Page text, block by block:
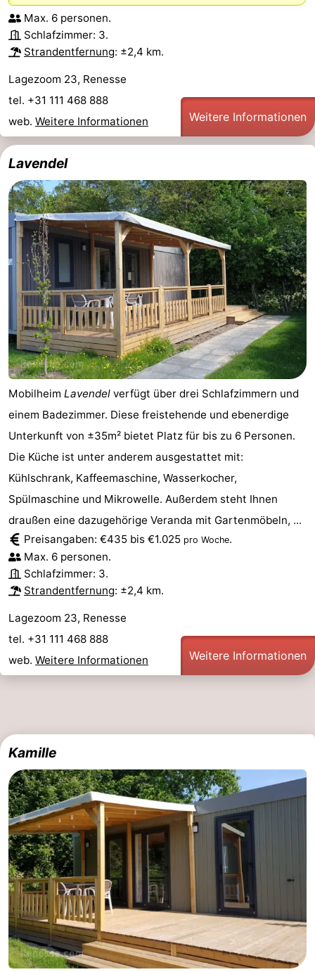
Max. 6 personen.
Schlafzimmer: 3.
Strandentfernung: ±2,4 km.
Lagezoom 23, Renesse
tel. +31 111 468 888
web. Weitere Informationen Weitere Informationen
Lavendel
Mobilheim Lavendel verfügt über drei Schlafzimmern und
einem Badezimmer. Diese freistehende und ebenerdige
Unterkunft von ±35m² bietet Platz für bis zu 6 Personen.
Die Küche ist unter anderem ausgestattet mit:
Kühlschrank, Kaffeemaschine, Wasserkocher,
Spülmaschine und Mikrowelle. Außerdem steht Ihnen
draußen eine dazugehörige Veranda mit Gartenmöbeln, ...
Preisangaben: €435 bis €1.025 pro Woche.
Max. 6 personen.
Schlafzimmer: 3.
Strandentfernung: ±2,4 km.
Lagezoom 23, Renesse
tel. +31 111 468 888
web. Weitere Informationen Weitere Informationen
Kamille